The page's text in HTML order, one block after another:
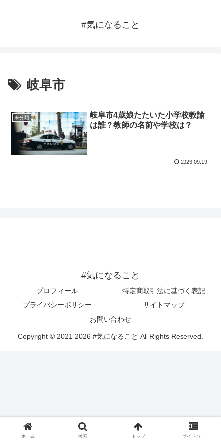
#気になること
岐阜市
未分類
岐阜市4歳娘たたいた小学校教諭
は誰？教師の名前や学校は？
2023.09.19
#気になること
プロフィール
特定商取引法に基づく表記
プライバシーポリシー
サイトマップ
お問い合わせ
Copyright © 2021-2026 #気になること All Rights Reserved.
ホーム 検索 トップ サイドバー